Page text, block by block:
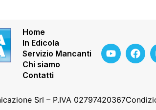
Home
In Edicola
Servizio Mancanti
Chi siamo
Contatti
Srl – P.IVA 02797420367